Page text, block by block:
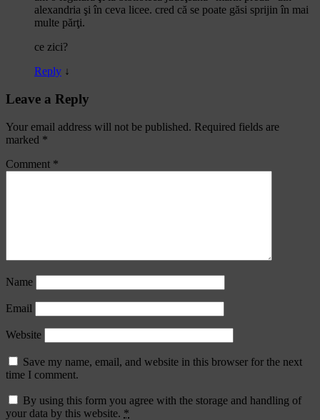
alexandria şi în ceva licee. cred că se poate găsi sprijin în mai
multe părţi.
ce zici?
Reply ↓
Leave a Reply
Your email address will not be published. Required fields are
marked *
Comment *
Name
Email
Website
Save my name, email, and website in this browser for the next
time I comment.
By using this form you agree with the storage and handling of
your data by this website. *